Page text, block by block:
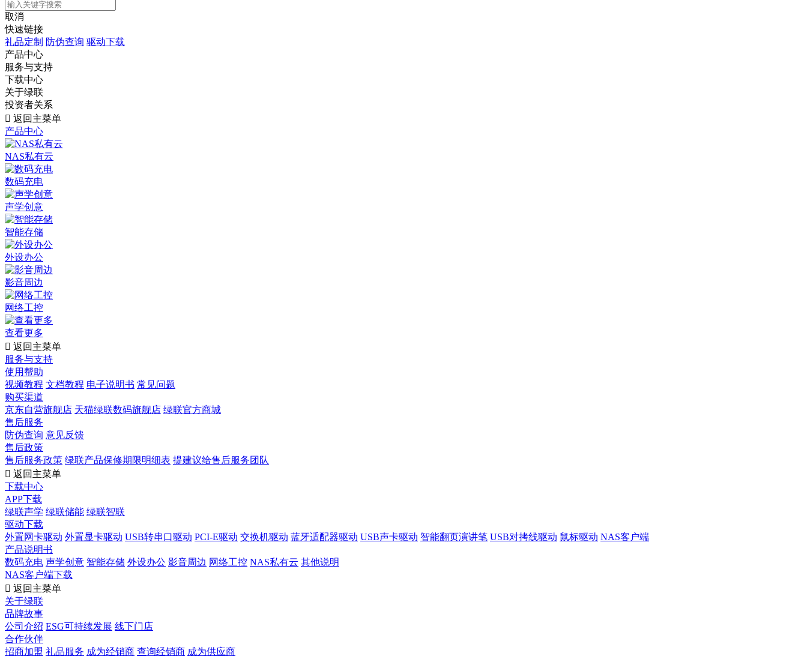
取消
快速链接
礼品定制 防伪查询 驱动下载
产品中心
服务与支持
下载中心
关于绿联
投资者关系
 返回主菜单
产品中心
NAS私有云
数码充电
声学创意
智能存储
外设办公
影音周边
网络工控
查看更多
 返回主菜单
服务与支持
使用帮助
视频教程 文档教程 电子说明书 常见问题
购买渠道
京东自营旗舰店 天猫绿联数码旗舰店 绿联官方商城
售后服务
防伪查询 意见反馈
售后政策
售后服务政策 绿联产品保修期限明细表 提建议给售后服务团队
 返回主菜单
下载中心
APP下载
绿联声学 绿联储能 绿联智联
驱动下载
外置网卡驱动 外置显卡驱动 USB转串口驱动 PCI-E驱动 交换机驱动 蓝牙适配器驱动 USB声卡驱动 智能翻页演讲笔 USB对拷线驱动 鼠标驱动 NAS客户端
产品说明书
数码充电 声学创意 智能存储 外设办公 影音周边 网络工控 NAS私有云 其他说明
NAS客户端下载
 返回主菜单
关于绿联
品牌故事
公司介绍 ESG可持续发展 线下门店
合作伙伴
招商加盟 礼品服务 成为经销商 查询经销商 成为供应商